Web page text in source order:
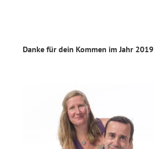
Danke für dein Kommen im Jahr 2019